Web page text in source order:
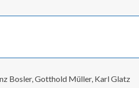
Bosler, Gotthold Müller, Karl Glatz